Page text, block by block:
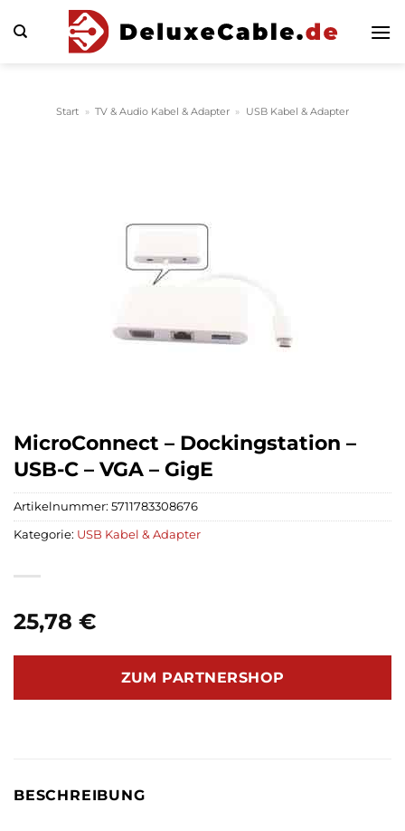
Inhalt
Start » TV & Audio Kabel & Adapter » USB Kabel & Adapter
MicroConnect – Dockingstation –
USB-C – VGA – GigE
25,78 €
ZUM PARTNERSHOP
Artikelnummer: 5711783308676
Kategorie: USB Kabel & Adapter
BESCHREIBUNG